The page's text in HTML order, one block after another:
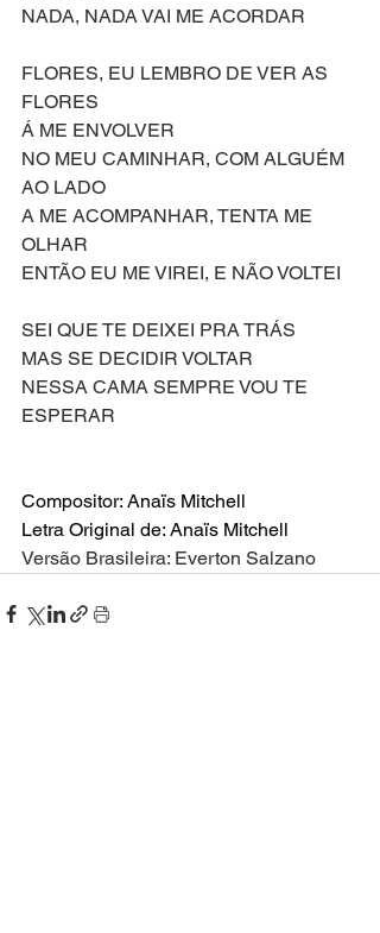
NADA, NADA VAI ME ACORDAR
FLORES, EU LEMBRO DE VER AS
FLORES
Á ME ENVOLVER
NO MEU CAMINHAR, COM ALGUÉM
AO LADO
A ME ACOMPANHAR, TENTA ME
OLHAR
ENTÃO EU ME VIREI, E NÃO VOLTEI
SEI QUE TE DEIXEI PRA TRÁS
MAS SE DECIDIR VOLTAR
NESSA CAMA SEMPRE VOU TE
ESPERAR
Compositor: Anaïs Mitchell
Letra Original de: Anaïs Mitchell
Versão Brasileira: Everton Salzano